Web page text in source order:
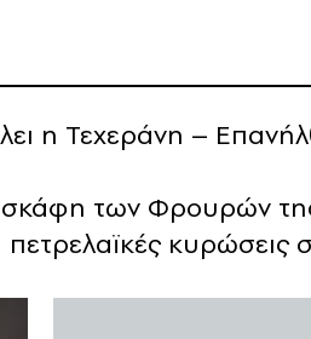
η Τεχεράνη –
σκάφη των Φρουρών
κυρώσεις